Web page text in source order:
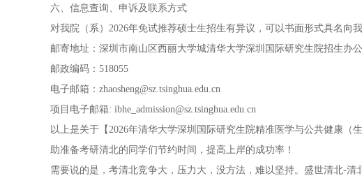
六、信息查询、申诉及联系方式
对我院（系）2026年免试推荐硕士生招生有异议，可以书面形式具名向
邮寄地址：深圳市南山区西丽大学城清华大学深圳国际研究生院招生办
邮政编码：518055
电子邮箱： zhaosheng@sz.tsinghua.edu.cn
项目电子邮箱: ibhe_admission@sz.tsinghua.edu.cn
以上是关于【2026年清华大学深圳国际研究生院精准医学与公共健康
助准备考研清北的同学们节约时间，提高上岸的成功率！
需要说的是，考清北竞争大，压力大，没方法，难以坚持。盛世清北-